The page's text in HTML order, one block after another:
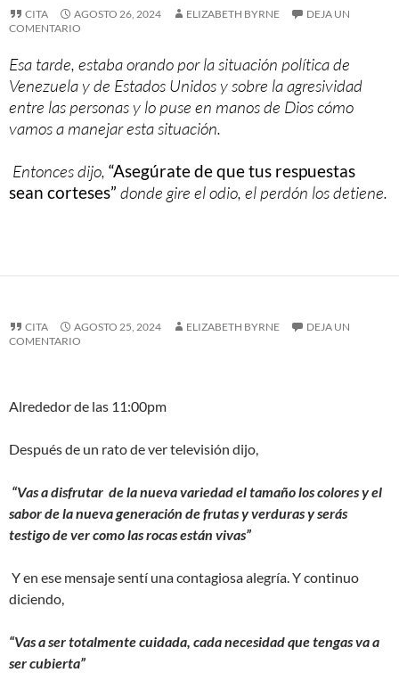
CITA AGOSTO 26, 2024 ELIZABETH BYRNE
DEJA UN
COMENTARIO
Esa tarde, estaba orando por la situación política de
Venezuela y de Estados Unidos y sobre la agresividad
entre las personas y lo puse en manos de Dios cómo
vamos a manejar esta situación.
Entonces dijo, “Asegúrate de que tus respuestas
sean corteses” donde gire el odio, el perdón los detiene.
CITA AGOSTO 25, 2024 ELIZABETH BYRNE
DEJA UN
COMENTARIO
Alrededor de las 11:00pm
Después de un rato de ver televisión dijo,
“Vas a disfrutar de la nueva variedad el tamaño los colores y el
sabor de la nueva generación de frutas y verduras y serás
testigo de ver como las rocas están vivas”
Y en ese mensaje sentí una contagiosa alegría. Y continuo
diciendo,
“Vas a ser totalmente cuidada, cada necesidad que tengas va a
ser cubierta”